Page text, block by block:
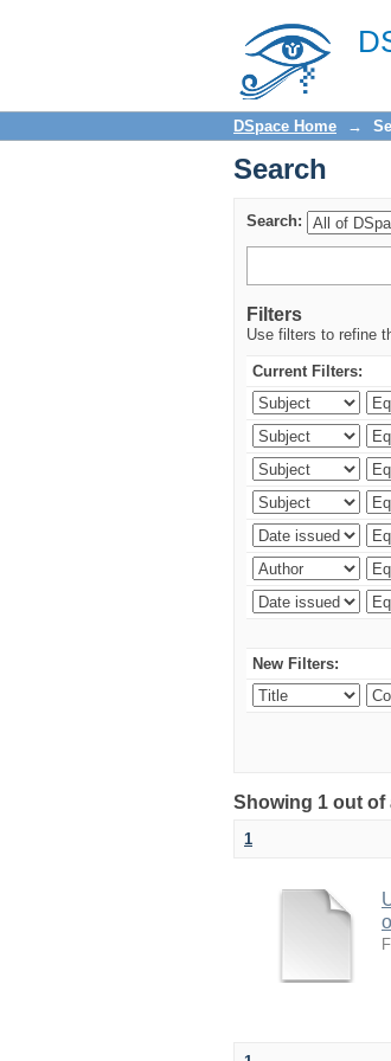
Search
DSpace Home →
Search
Search:
Filters
Use filters to refine
Current Filters:
New Filters:
Showing 1 out of
1